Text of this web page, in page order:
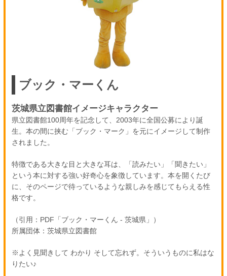
ブック・マーくん
茨城県立図書館イメージキャラクター
県立図書館100周年を記念して、2003年に全国公募により誕
生。本の間に挟む「ブック・マーク」を元にイメージして制作
されました。
特徴である大きな目と大きな耳は、「読みたい」「聞きたい」
という本に対する強い好奇心を象徴しています。本を開くたび
に、そのページで待っているような親しみを感じてもらえる性
格です。
（引用：PDF「ブック・マーくん - 茨城県」）
所属団体：茨城県立図書館
※よく見聞きして わかり そして忘れず。そういうものに私はな
りたい♪